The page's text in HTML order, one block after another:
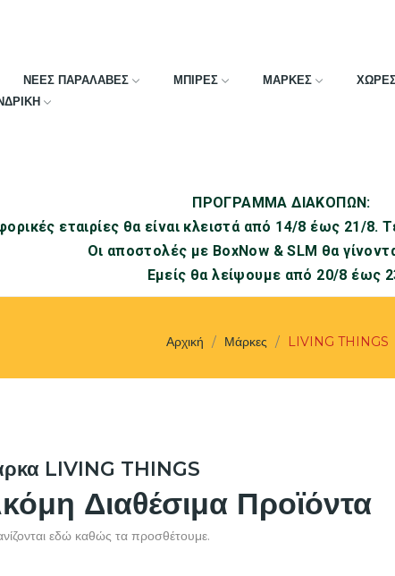
ΝΕΕΣ ΠΑΡΑΛΑΒΕΣ ΜΠΙΡΕΣ ΜΑΡΚΕΣ
ΠΡΟΓΡΑΜΜΑ ΔΙΑΚΟΠΩΝ:
εταιρίες θα είναι κλειστά από 14/8 έως 21/8.
Οι αποστολές με BoxNow & SLM θα
Εμείς θα λείψουμε από 20/8 έως
Αρχική Μάρκες LIVING THINGS
LIVING THINGS
Διαθέσιμα Προϊόντα
εδώ καθώς τα προσθέτουμε.